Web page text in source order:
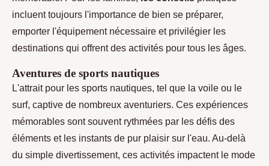
incluent toujours l'importance de bien se préparer,
emporter l'équipement nécessaire et privilégier les
destinations qui offrent des activités pour tous les âges.
Aventures de sports nautiques
L'attrait pour les sports nautiques, tel que la voile ou le
surf, captive de nombreux aventuriers. Ces expériences
mémorables sont souvent rythmées par les défis des
éléments et les instants de pur plaisir sur l'eau. Au-delà
du simple divertissement, ces activités impactent le mode